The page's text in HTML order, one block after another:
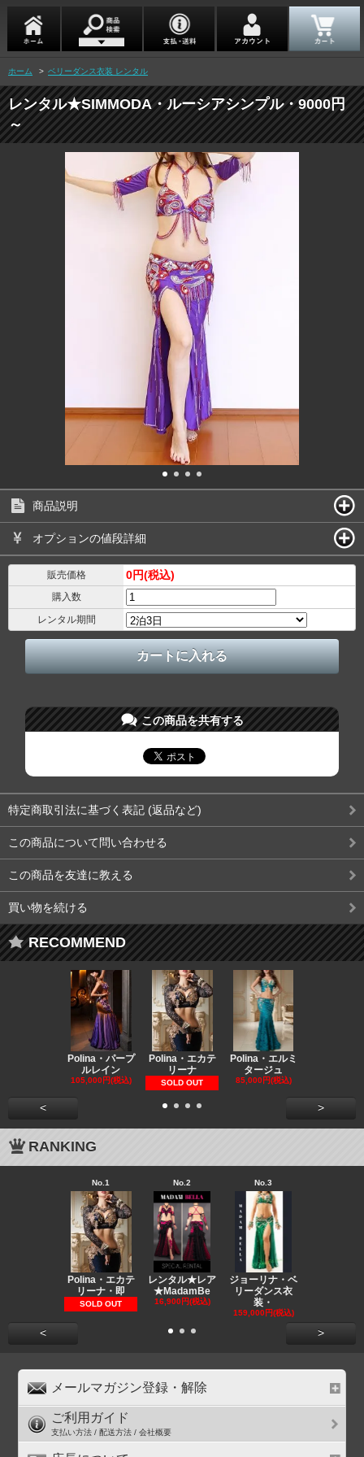
ホーム > ベリーダンス衣装 レンタル
レンタル★SIMMODA・ルーシアシンプル・9000円
～
商品説明
オプションの値段詳細
販売価格 0円(税込)
購入数
レンタル期間
この商品を共有する
特定商取引法に基づく表記 (返品など)
この商品について問い合わせる
この商品を友達に教える
買い物を続ける
RECOMMEND
Polina・パープ
ルレイン
105,000円(税込)
Polina・エカテ
リーナ
SOLD OUT
Polina・エルミ
タージュ
85,000円(税込)
< >
RANKING
No.1
Polina・エカテ
リーナ・即
SOLD OUT
No.2
レンタル★レア
★MadamBe
16,900円(税込)
No.3
ジョーリナ・ベ
リーダンス衣
装・
159,000円(税込)
< >
メールマガジン登録・解除
ご利用ガイド
支払い方法 / 配送方法 / 会社概要